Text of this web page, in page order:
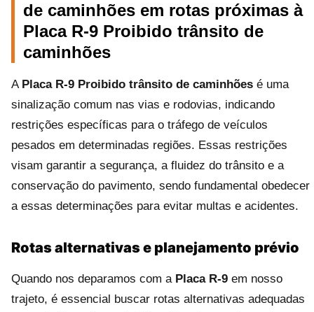
de caminhões em rotas próximas à
Placa R-9 Proibido trânsito de
caminhões
A Placa R-9 Proibido trânsito de caminhões é uma
sinalização comum nas vias e rodovias, indicando
restrições específicas para o tráfego de veículos
pesados em determinadas regiões. Essas restrições
visam garantir a segurança, a fluidez do trânsito e a
conservação do pavimento, sendo fundamental obedecer
a essas determinações para evitar multas e acidentes.
Rotas alternativas e planejamento prévio
Quando nos deparamos com a Placa R-9 em nosso
trajeto, é essencial buscar rotas alternativas adequadas